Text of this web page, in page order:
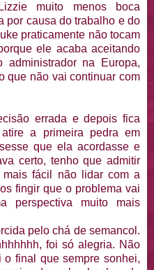
muito menos boca
por causa do trabalho e do
praticamente não tocam
ele acaba aceitando
administrador na Europa,
que não vai continuar com
errada e depois fica
a primeira pedra em
que ela acordasse e
certo, tenho que admitir
fácil não lidar com a
fingir que o problema vai
perspectiva muito mais
pelo chá de semancol.
foi só alegria. Não
o final que sempre sonhei,